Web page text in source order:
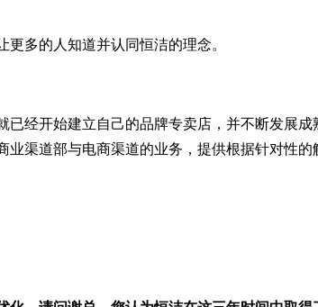
多的人知道并认同恒洁的理念。
经开始建立自己的品牌专卖店，并不断发展成
渠道部与电商渠道的业务，提供根据针对性的